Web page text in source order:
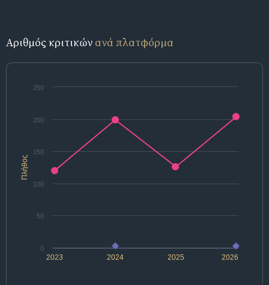
Αριθμός κριτικών ανά πλατφόρμα
Πλήθος
2024 2026
2023 2025
0
50
100
150
200
250